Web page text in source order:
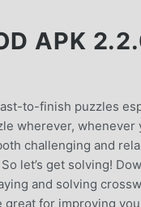
APK
to-finish puzzles
wherever, whenever
challenging and
let’s get solving!
and solving
for improving